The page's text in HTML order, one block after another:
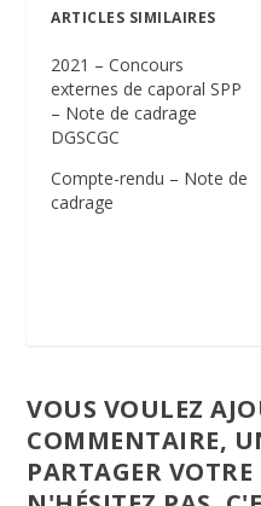
ARTICLES SIMILAIRES
2021 – Concours
externes de caporal SPP
– Note de cadrage
DGSCGC
Compte-rendu – Note de
cadrage
VOUS VOULEZ
COMMENTAIRE,
PARTAGER VOTRE